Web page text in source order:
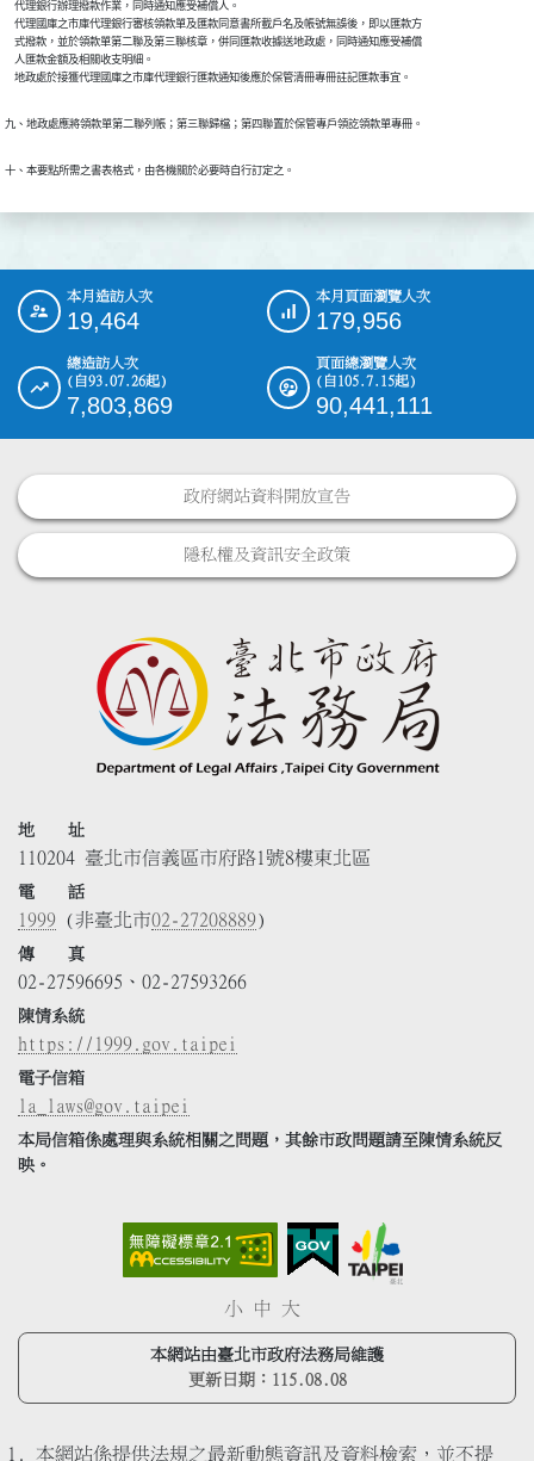
    代理銀行辦理撥款作業，同時通知應受補償人。
    代理國庫之市庫代理銀行審核領款單及匯款同意書所載戶名及帳號無誤後，即以匯款方
    式撥款，並於領款單第二聯及第三聯核章，併同匯款收據送地政處，同時通知應受補償
    人匯款金額及相關收支明細。
    地政處於接獲代理國庫之市庫代理銀行匯款通知後應於保管清冊專冊註記匯款事宜。
九、地政處應將領款單第二聯列帳；第三聯歸檔；第四聯置於保管專戶領訖領款單專冊。
十、本要點所需之書表格式，由各機關於必要時自行訂定之。
::: 本月造訪人次
19,464
本月頁面瀏覽人次
179,956
總造訪人次
(自93.07.26起)
7,803,869
頁面總瀏覽人次
(自105.7.15起)
90,441,111
政府網站資料開放宣告
隱私權及資訊安全政策
地 址
110204 臺北市信義區市府路1號8樓東北區
電 話
1999 (非臺北市02-27208889)
傳 真
02-27596695、02-27593266
陳情系統
https://1999.gov.taipei
電子信箱
la_laws@gov.taipei
本局信箱係處理與系統相關之問題，其餘市政問題請至陳情系統反
映。
小 中 大
本網站由臺北市政府法務局維護
更新日期： 115.08.08
本網站係提供法規之最新動態資訊及資料檢索，並不提